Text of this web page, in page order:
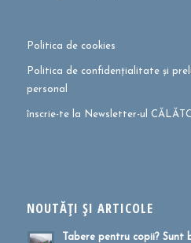
Politica de cookies
Politica de confidențialitate și
personal
înscrie-te la Newsletter-ul
NOUTĂȚI ȘI ARTICOLE
Tabere pentru copii? Sunt